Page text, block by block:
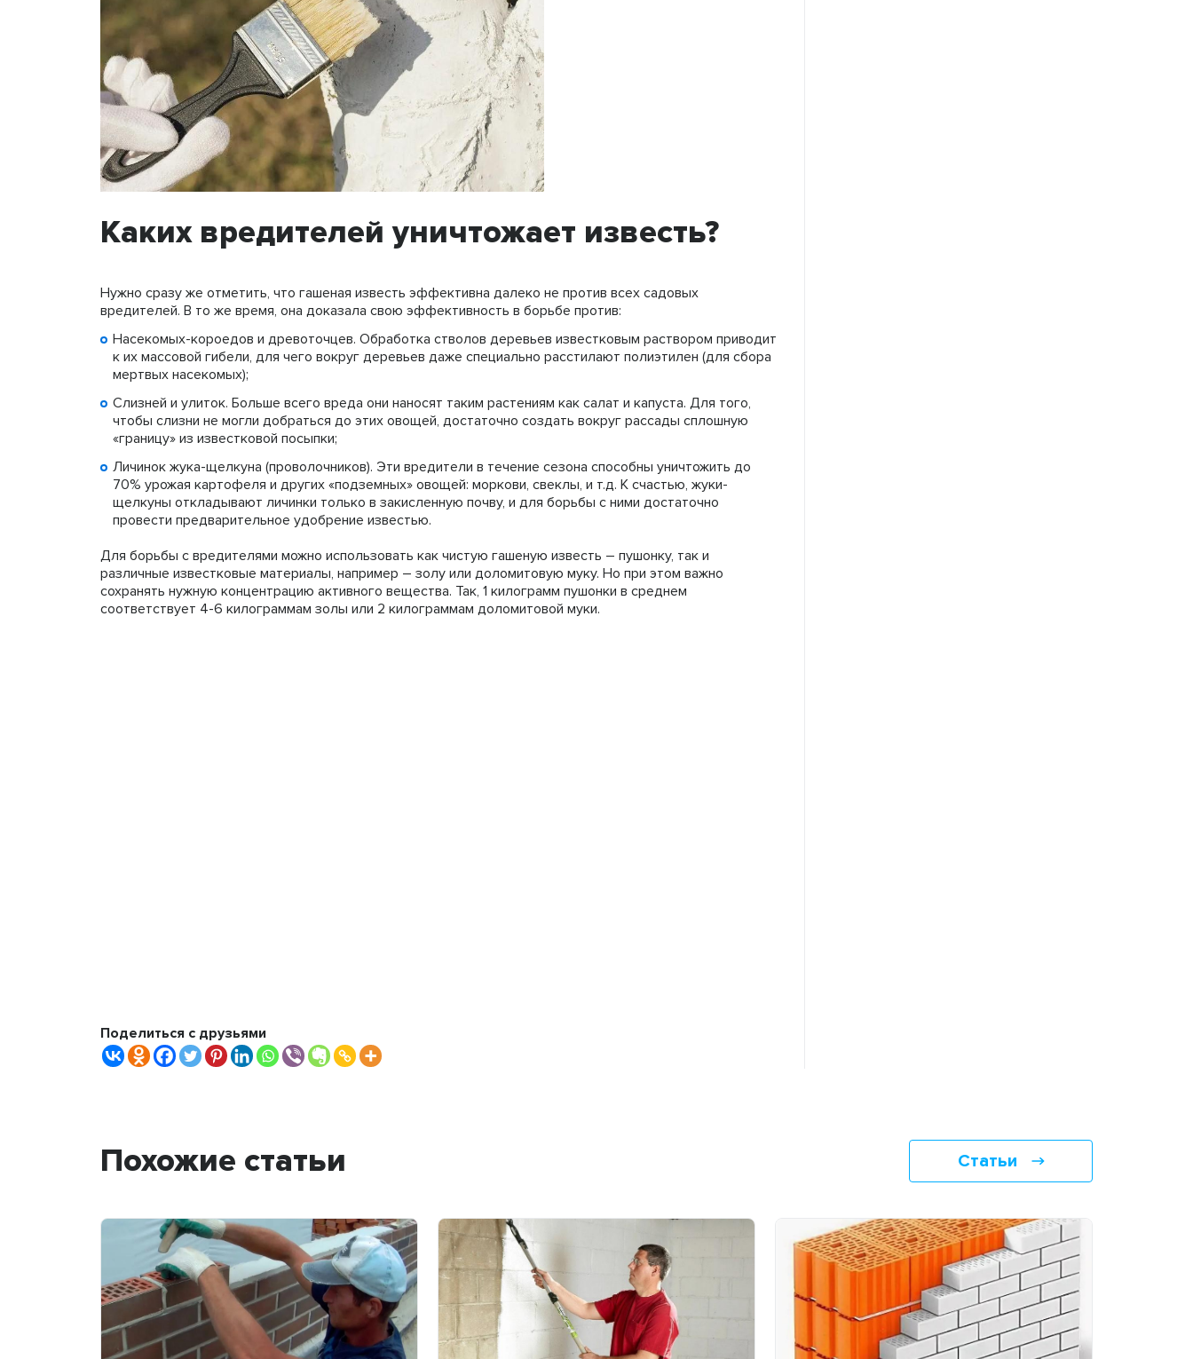
Каких вредителей уничтожает известь?
Нужно сразу же отметить, что гашеная известь эффективна далеко не против всех садовых
вредителей. В то же время, она доказала свою эффективность в борьбе против:
Насекомых-короедов и древоточцев. Обработка стволов деревьев известковым раствором приводит
к их массовой гибели, для чего вокруг деревьев даже специально расстилают полиэтилен (для сбора
мертвых насекомых);
Слизней и улиток. Больше всего вреда они наносят таким растениям как салат и капуста. Для того,
чтобы слизни не могли добраться до этих овощей, достаточно создать вокруг рассады сплошную
«границу» из известковой посыпки;
Личинок жука-щелкуна (проволочников). Эти вредители в течение сезона способны уничтожить до
70% урожая картофеля и других «подземных» овощей: моркови, свеклы, и т.д. К счастью, жуки-
щелкуны откладывают личинки только в закисленную почву, и для борьбы с ними достаточно
провести предварительное удобрение известью.
Для борьбы с вредителями можно использовать как чистую гашеную известь – пушонку, так и
различные известковые материалы, например – золу или доломитовую муку. Но при этом важно
сохранять нужную концентрацию активного вещества. Так, 1 килограмм пушонки в среднем
соответствует 4-6 килограммам золы или 2 килограммам доломитовой муки.
Поделиться с друзьями
Похожие статьи Статьи